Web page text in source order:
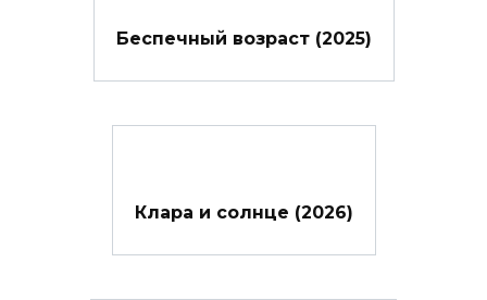
Беспечный возраст (2025)
Клара и солнце (2026)